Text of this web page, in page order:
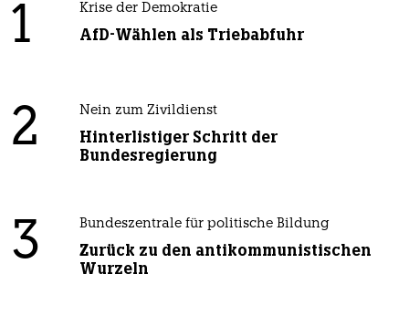
1 Krise der Demokratie
AfD-Wählen als Triebabfuhr
2 Nein zum Zivildienst
Hinterlistiger Schritt der
Bundesregierung
3 Bundeszentrale für politische Bildung
Zurück zu den antikommunistischen
Wurzeln